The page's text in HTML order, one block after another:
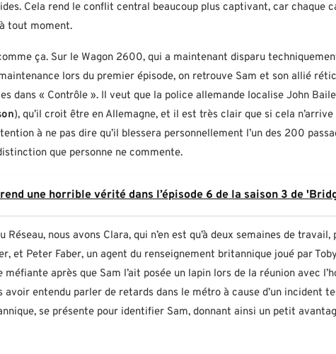
Cela rend le conflit central beaucoup plus captivant, car chaque
tout moment.
ça. Sur le Wagon 2600, qui a maintenant disparu
lors du premier épisode, on retrouve Sam et son allié
dans « Contrôle ». Il veut que la police allemande localise John
), qu’il croit être en Allemagne, et il est très clair que si cela n’arrive
à ne pas dire qu’il blessera personnellement l’un des 200
que personne ne commente.
une horrible vérité dans l’épisode 6 de la saison 3 de
Réseau, nous avons Clara, qui n’en est qu’à deux semaines de
et Peter Faber, un agent du renseignement britannique joué par
méfiante après que Sam l’ait posée un lapin lors de la réunion avec
entendu parler de retards dans le métro à cause d’un incident
se présente pour identifier Sam, donnant ainsi un petit